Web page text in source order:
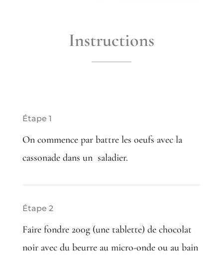
Instructions
Étape 1
On commence par battre les oeufs avec la
cassonade dans un saladier.
Étape 2
Faire fondre 200g (une tablette) de chocolat
noir avec du beurre au micro-onde ou au bain